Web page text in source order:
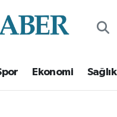
Ekonomi Sağlık
Fikstür